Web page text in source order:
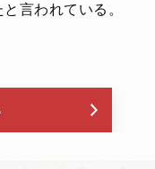
言われている。